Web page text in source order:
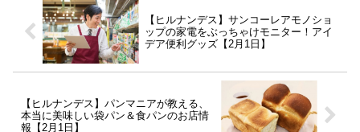
【ヒルナンデス】サンコーレアモノショ
ップの家電をぶっちゃけモニター！アイ
デア便利グッズ【2月1日】
【ヒルナンデス】パンマニアが教える、
本当に美味しい袋パン＆食パンのお店情
報【2月1日】